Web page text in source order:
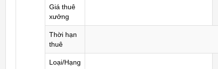
Giá thuê
xưởng
Thời hạn
thuê
Loại/Hạng